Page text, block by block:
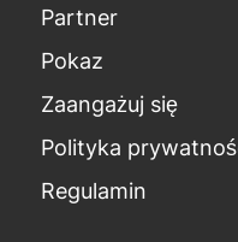
Partner
Pokaz
Zaangażuj się
Polityka
Regulamin